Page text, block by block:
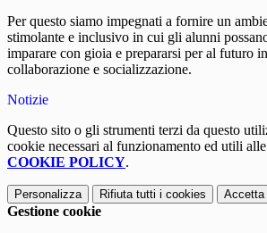
Per questo siamo impegnati a fornire un
stimolante e inclusivo in cui gli alunni
imparare con gioia e prepararsi per al futuro
collaborazione e socializzazione.
Notizie
Questo sito o gli strumenti terzi da questo
cookie necessari al funzionamento ed utili
COOKIE POLICY.
Personalizza Rifiuta tutti i cookies Accetta
Gestione cookie